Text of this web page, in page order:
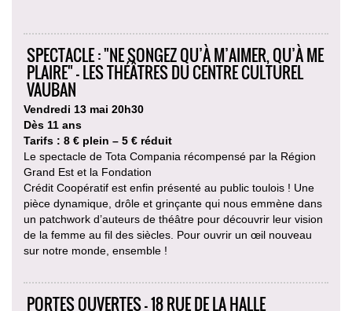
SPECTACLE : "NE SONGEZ QU’À M’AIMER, QU’À ME
PLAIRE" - LES THÉÂTRES DU CENTRE CULTUREL
VAUBAN
Vendredi 13 mai 20h30
Dès 11 ans
Tarifs : 8 € plein – 5 € réduit
Le spectacle de Tota Compania récompensé par la Région
Grand Est et la Fondation
Crédit Coopératif est enfin présenté au public toulois ! Une
pièce dynamique, drôle et grinçante qui nous emmène dans
un patchwork d’auteurs de théâtre pour découvrir leur vision
de la femme au fil des siècles. Pour ouvrir un œil nouveau
sur notre monde, ensemble !
PORTES OUVERTES - 18 RUE DE LA HALLE